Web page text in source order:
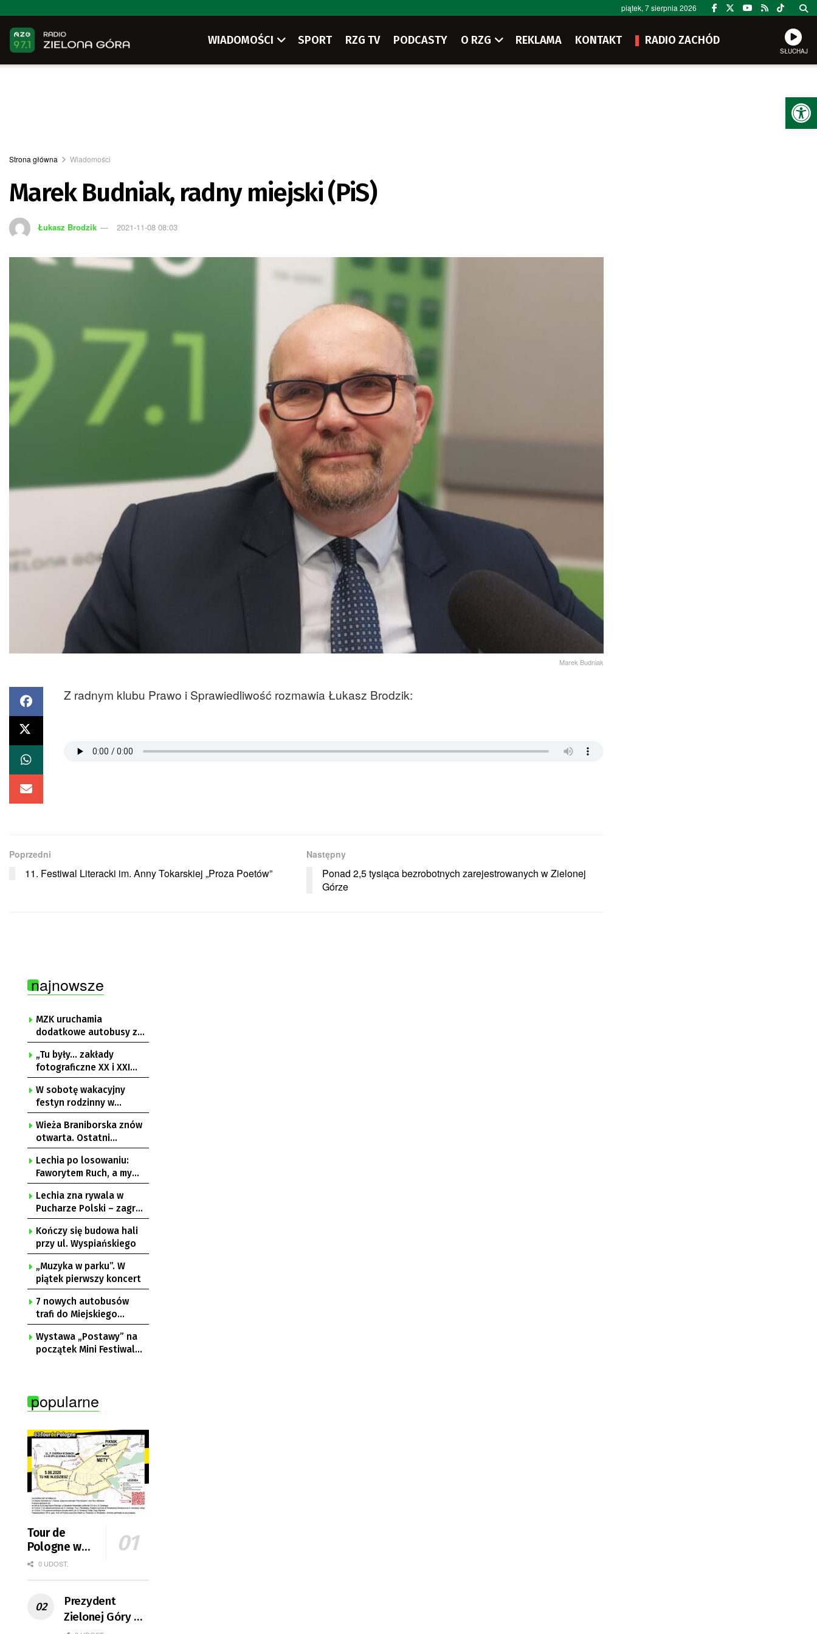
piątek, 7 sierpnia 2026
WIADOMOŚCI SPORT RZG TV PODCASTY O RZG REKLAMA KONTAKT RADIO ZACHÓD
SŁUCHAJ
Strona główna Wiadomości
Marek Budniak, radny miejski (PiS)
Łukasz Brodzik 2021-11-08 08:03
Marek Budniak
Z radnym klubu Prawo i Sprawiedliwość rozmawia Łukasz Brodzik:
Poprzedni
11. Festiwal Literacki im. Anny Tokarskiej „Proza Poetów”
Następny
Ponad 2,5 tysiąca bezrobotnych zarejestrowanych w Zielonej
Górze
najnowsze
MZK uruchamia
dodatkowe autobusy z
okazji Nocy Spadających
Gwiazd w Ochli
„Tu były… zakłady
fotograficzne XX i XXI
wieku”
W sobotę wakacyjny
festyn rodzinny w
Zatoniu
Wieża Braniborska znów
otwarta. Ostatni
weekend w tym roku
Lechia po losowaniu:
Faworytem Ruch, a my
mamy marzenia!
Lechia zna rywala w
Pucharze Polski – zagra
z Ruchem Chorzów!
Kończy się budowa hali
przy ul. Wyspiańskiego
„Muzyka w parku”. W
piątek pierwszy koncert
7 nowych autobusów
trafi do Miejskiego
Zakładu Komunikacji
Wystawa „Postawy” na
początek Mini Festiwalu
popularne
Tour de
Pologne w
Zielonej
organizacji
0 UDOST.
Prezydent
Zielonej Góry o